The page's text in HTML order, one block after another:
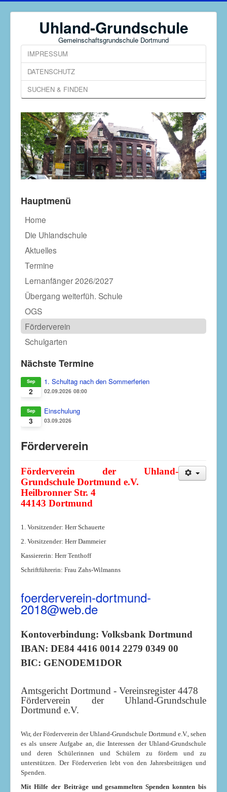
Uhland-Grundschule
Gemeinschaftsgrundschule Dortmund
IMPRESSUM
DATENSCHUTZ
SUCHEN & FINDEN
Hauptmenü
Home
Die Uhlandschule
Aktuelles
Termine
Lernanfänger 2026/2027
Übergang weiterfüh. Schule
OGS
Förderverein
Schulgarten
Nächste Termine
2
Sep 1. Schultag nach den Sommerferien
02.09.2026 08:00
3
Sep Einschulung
03.09.2026
Förderverein
Förderverein der Uhland-
Grundschule Dortmund e.V.
Heilbronner Str. 4
44143 Dortmund
1. Vorsitzender: Herr Schauerte
2. Vorsitzender: Herr Dammeier
Kassiererin: Herr Tenthoff
Schriftführerin: Frau Zahs-Wilmanns
foerderverein-dortmund-
2018@web.de
Kontoverbindung: Volksbank Dortmund
IBAN: DE84 4416 0014 2279 0349 00
BIC: GENODEM1DOR
Amtsgericht Dortmund - Vereinsregister 4478
Förderverein der Uhland-Grundschule
Dortmund e.V.
Wir, der Förderverein der Uhland-Grundschule Dortmund e.V., sehen
es als unsere Aufgabe an, die Interessen der Uhland-Grundschule
und deren Schülerinnen und Schülern zu fördern und zu
unterstützen. Der Förderverien lebt von den Jahresbeiträgen und
Spenden.
Mit Hilfe der Beiträge und gesammelten Spenden konnten bis